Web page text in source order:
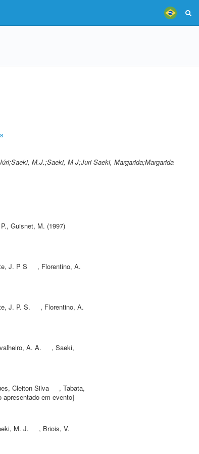
M.J.;Saeki, M J;Juri Saeki, Margarida;Margarida
, Guisnet, M. (1997)
J. P S , Florentino, A.
J. P. S. , Florentino, A.
A. A. , Saeki,
Cleiton Silva , Tabata,
apresentado em evento]
M. J. , Briois, V.